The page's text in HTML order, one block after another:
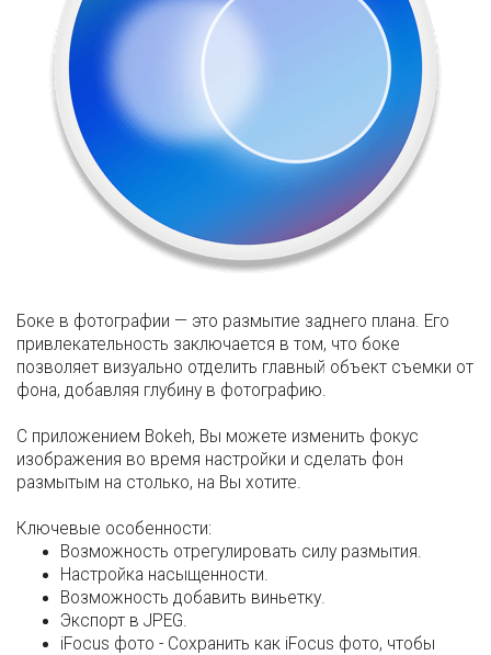
Боке в фотографии — это размытие заднего плана. Его
привлекательность заключается в том, что боке
позволяет визуально отделить главный объект съемки от
фона, добавляя глубину в фотографию.
С приложением Bokeh, Вы можете изменить фокус
изображения во время настройки и сделать фон
размытым на столько, на Вы хотите.
Ключевые особенности:
Возможность отрегулировать силу размытия.
Настройка насыщенности.
Возможность добавить виньетку.
Экспорт в JPEG.
iFocus фото - Сохранить как iFocus фото, чтобы